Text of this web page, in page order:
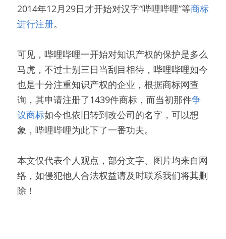
2014年12月29日才开始对汉字“哔哩哔哩”等商标
进行注册。
可见，哔哩哔哩一开始对知识产权的保护是多么
马虎，不过士别三日当刮目相待，哔哩哔哩如今
也是十分注重知识产权的企业，根据商标网查
询，其申请注册了1439件商标，而当初那件争
议商标如今也依旧转到改公司的名字，可以想
象，哔哩哔哩为此下了一番功夫。
本文仅代表个人观点，部分文字、图片均来自网
络，如侵犯他人合法权益请及时联系我们将其删
除！